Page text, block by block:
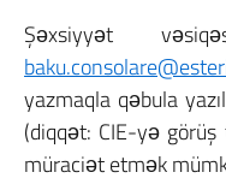
Şəxsiyyət
yazmaqla qəbula
(diqqət: CIE-yə
müraciət etmək